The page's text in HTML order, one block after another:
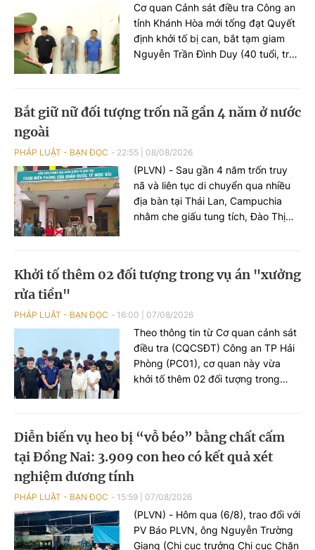
Cơ quan Cảnh sát điều tra Công an
tỉnh Khánh Hòa mới tống đạt Quyết
định khởi tố bị can, bắt tạm giam
Nguyễn Trần Đình Duy (40 tuổi, trú
sự.
Bắt giữ nữ đối tượng trốn nã gần 4 năm ở nước
ngoài
PHÁP LUẬT - BẠN ĐỌC 22:55 08/08/2026
(PLVN) - Sau gần 4 năm trốn truy
nã và liên tục di chuyển qua nhiều
địa bàn tại Thái Lan, Campuchia
nhằm che giấu tung tích, Đào Thị
Khởi tố thêm 02 đối tượng trong vụ án "xưởng
rửa tiền"
PHÁP LUẬT - BẠN ĐỌC 16:00 07/08/2026
Theo thông tin từ Cơ quan cảnh sát
điều tra (CQCSĐT) Công an TP Hải
Phòng (PC01), cơ quan này vừa
khởi tố thêm 02 đối tượng trong
tỉnh Thanh Hoá và đối tượng Hoàng
Xuân Đức (SN 2003), trú tại phường
bạc”.
Diễn biến vụ heo bị “vỗ béo” bằng chất cấm
tại Đồng Nai: 3.909 con heo có kết quả xét
nghiệm dương tính
PHÁP LUẬT - BẠN ĐỌC 15:59 07/08/2026
(PLVN) - Hôm qua (6/8), trao đổi với
PV Báo PLVN, ông Nguyễn Trường
Giang (Chi cục trưởng Chi cục Chăn